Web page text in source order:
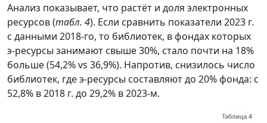
Анализ показывает, что растёт и доля электронных
ресурсов (табл. 4). Если сравнить показатели 2023 г.
с данными 2018-го, то библиотек, в фондах которых
э-ресурсы занимают свыше 30%, стало почти на 18%
больше (54,2% vs 36,9%). Напротив, снизилось число
библиотек, где э-ресурсы составляют до 20% фонда: с
52,8% в 2018 г. до 29,2% в 2023-м.